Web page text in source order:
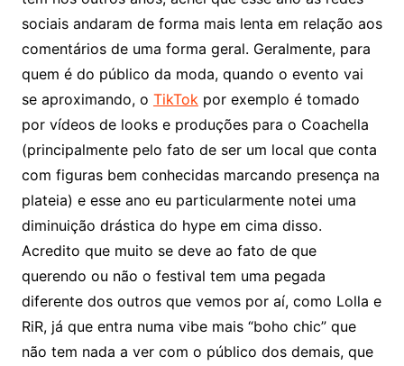
sociais andaram de forma mais lenta em relação aos
comentários de uma forma geral. Geralmente, para
quem é do público da moda, quando o evento vai
se aproximando, o TikTok por exemplo é tomado
por vídeos de looks e produções para o Coachella
(principalmente pelo fato de ser um local que conta
com figuras bem conhecidas marcando presença na
plateia) e esse ano eu particularmente notei uma
diminuição drástica do hype em cima disso.
Acredito que muito se deve ao fato de que
querendo ou não o festival tem uma pegada
diferente dos outros que vemos por aí, como Lolla e
RiR, já que entra numa vibe mais “boho chic” que
não tem nada a ver com o público dos demais, que